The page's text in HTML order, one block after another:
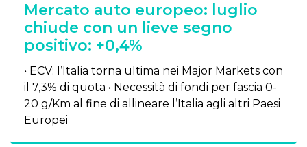
Mercato auto europeo: luglio
chiude con un lieve segno
positivo: +0,4%
• ECV: l’Italia torna ultima nei Major Markets con
il 7,3% di quota • Necessità di fondi per fascia 0-
20 g/Km al fine di allineare l’Italia agli altri Paesi
Europei